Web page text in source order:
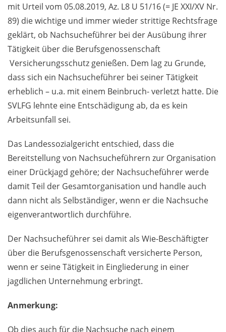
mit Urteil vom 05.08.2019, Az. L8 U 51/16 (= JE XXI/XV Nr.
89) die wichtige und immer wieder strittige Rechtsfrage
geklärt, ob Nachsucheführer bei der Ausübung ihrer
Tätigkeit über die Berufsgenossenschaft
Versicherungsschutz genießen. Dem lag zu Grunde,
dass sich ein Nachsucheführer bei seiner Tätigkeit
erheblich – u.a. mit einem Beinbruch- verletzt hatte. Die
SVLFG lehnte eine Entschädigung ab, da es kein
Arbeitsunfall sei.
Das Landessozialgericht entschied, dass die
Bereitstellung von Nachsucheführern zur Organisation
einer Drückjagd gehöre; der Nachsucheführer werde
damit Teil der Gesamtorganisation und handle auch
dann nicht als Selbständiger, wenn er die Nachsuche
eigenverantwortlich durchführe.
Der Nachsucheführer sei damit als Wie-Beschäftigter
über die Berufsgenossenschaft versicherte Person,
wenn er seine Tätigkeit in Eingliederung in einer
jagdlichen Unternehmung erbringt.
Anmerkung:
Ob dies auch für die Nachsuche nach einem